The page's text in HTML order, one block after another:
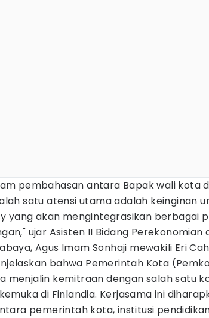
pembahasan antara Bapak wali kota
satu atensi utama adalah keinginan
yang akan mengintegrasikan berbagai
ujar Asisten II Bidang Perekonomian
Agus Imam Sonhaji mewakili Eri
bahwa Pemerintah Kota
menjalin kemitraan dengan salah satu
di Finlandia. Kerjasama ini
pemerintah kota, institusi